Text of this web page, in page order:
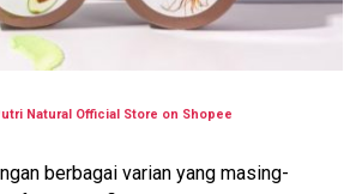
Natural Official Store on Shopee
berbagai varian yang masing-